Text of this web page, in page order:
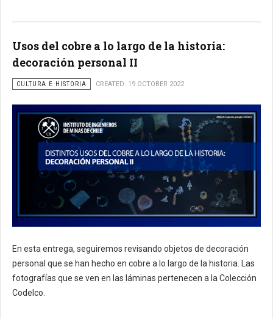
Usos del cobre a lo largo de la historia:
decoración personal II
CULTURA E HISTORIA CREATED: 19 OCTOBER 2022
En esta entrega, seguiremos revisando objetos de decoración
personal que se han hecho en cobre a lo largo de la historia. Las
fotografías que se ven en las láminas pertenecen a la Colección
Codelco.